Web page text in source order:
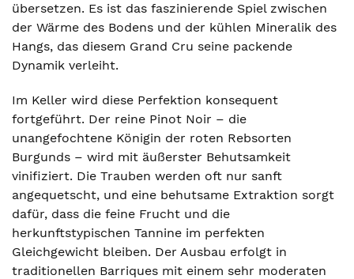
übersetzen. Es ist das faszinierende Spiel zwischen
der Wärme des Bodens und der kühlen Mineralik des
Hangs, das diesem Grand Cru seine packende
Dynamik verleiht.
Im Keller wird diese Perfektion konsequent
fortgeführt. Der reine Pinot Noir – die
unangefochtene Königin der roten Rebsorten
Burgunds – wird mit äußerster Behutsamkeit
vinifiziert. Die Trauben werden oft nur sanft
angequetscht, und eine behutsame Extraktion sorgt
dafür, dass die feine Frucht und die
herkunftstypischen Tannine im perfekten
Gleichgewicht bleiben. Der Ausbau erfolgt in
traditionellen Barriques mit einem sehr moderaten